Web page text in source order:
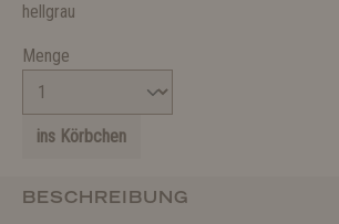
hellgrau
Menge
ins Körbchen
BESCHREIBUNG